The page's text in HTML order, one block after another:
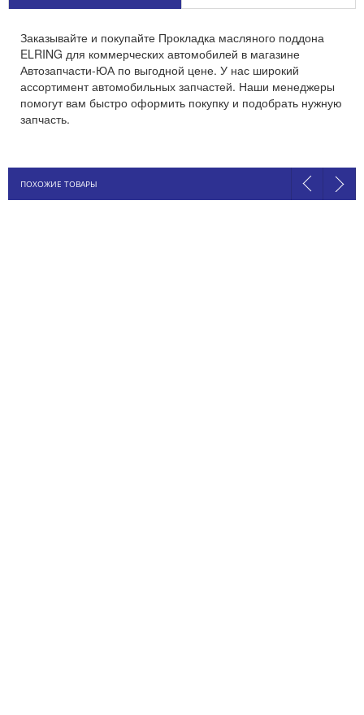
Заказывайте и покупайте Прокладка масляного поддона
ELRING для коммерческих автомобилей в магазине
Автозапчасти-ЮА по выгодной цене. У нас широкий
ассортимент автомобильных запчастей. Наши менеджеры
помогут вам быстро оформить покупку и подобрать нужную
запчасть.
ПОХОЖИЕ ТОВАРЫ